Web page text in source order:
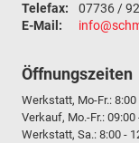
Telefax:
07736 /
E-Mail:
Öffnungszeiten
Werkstatt, Mo-Fr.: 8:00
Verkauf, Mo.-Fr.: 09:00
Werkstatt, Sa.: 8:00 -